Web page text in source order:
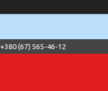
+380 (67) 565-46-12